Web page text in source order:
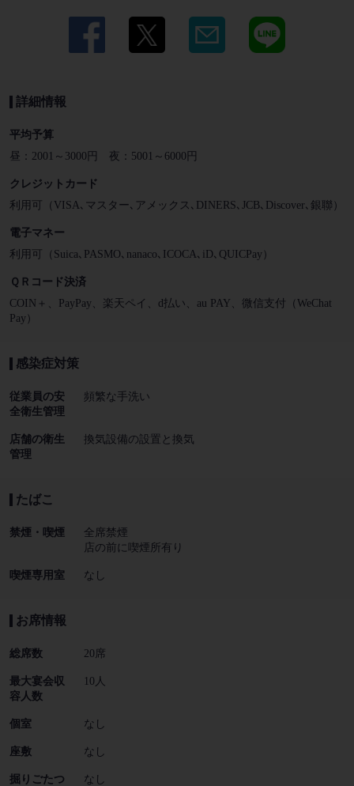
詳細情報
平均予算
昼：2001～3000円 夜：5001～6000円
クレジットカード
利用可（VISA､マスター､アメックス､DINERS､JCB､Discover､銀聯）
電子マネー
利用可（Suica､PASMO､nanaco､ICOCA､iD､QUICPay）
ＱＲコード決済
COIN＋、PayPay、楽天ペイ、d払い、au PAY、微信支付（WeChat
Pay）
感染症対策
従業員の安
全衛生管理
頻繁な手洗い
店舗の衛生
管理
換気設備の設置と換気
たばこ
禁煙・喫煙
全席禁煙
店の前に喫煙所有り
喫煙専用室 なし
お席情報
総席数 20席
最大宴会収
容人数
10人
個室 なし
座敷 なし
掘りごたつ なし